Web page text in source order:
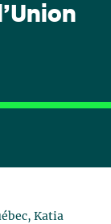
Katia